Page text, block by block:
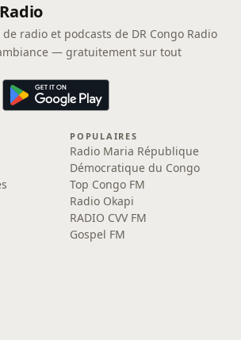
radio et podcasts de DR Congo Radio
— gratuitement sur tout
POPULAIRES
Radio Maria République
Démocratique du Congo
Top Congo FM
Radio Okapi
RADIO CVV FM
Gospel FM